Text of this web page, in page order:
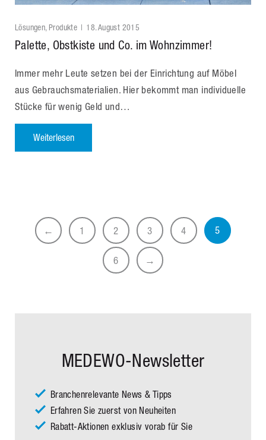
Palette, Obstkiste und Co. im Wohnzimmer!
Lösungen,Produkte 18. August 2015
Immer mehr Leute setzen bei der Einrichtung auf Möbel
aus Gebrauchsmaterialien. Hier bekommt man individuelle
Stücke für wenig Geld und…
Weiterlesen
← 1 2 3 4 5
6 →
MEDEWO-Newsletter
Branchenrelevante News & Tipps
Erfahren Sie zuerst von Neuheiten
Rabatt-Aktionen exklusiv vorab für Sie